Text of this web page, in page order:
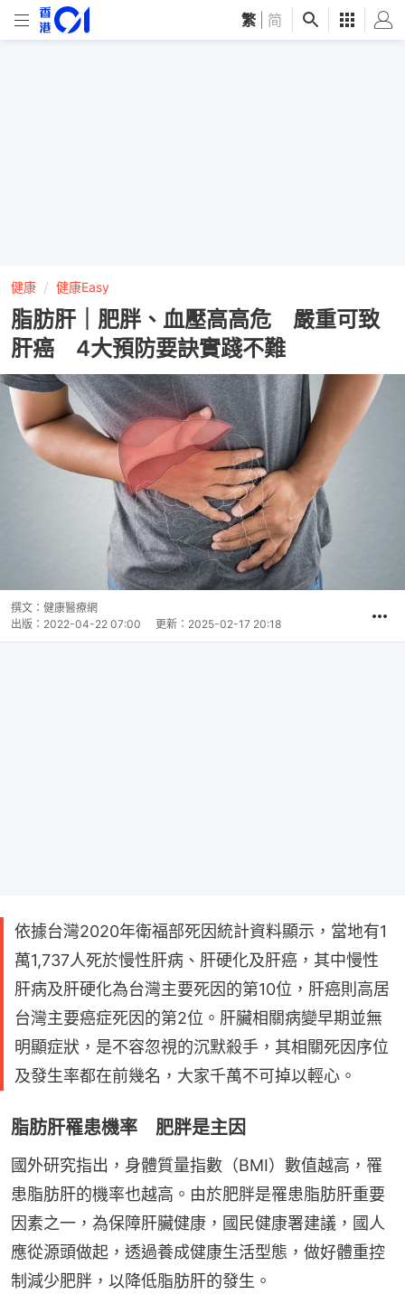
繁 简
健康 健康Easy
脂肪肝｜肥胖、血壓高高危 嚴重可致
肝癌 4大預防要訣實踐不難
撰文： 健康醫療網
出版： 2022-04-22 07:00 更新： 2025-02-17 20:18
依據台灣2020年衛福部死因統計資料顯示，當地有1
萬1,737人死於慢性肝病、肝硬化及肝癌，其中慢性
肝病及肝硬化為台灣主要死因的第10位，肝癌則高居
台灣主要癌症死因的第2位。肝臟相關病變早期並無
明顯症狀，是不容忽視的沉默殺手，其相關死因序位
及發生率都在前幾名，大家千萬不可掉以輕心。
脂肪肝罹患機率 肥胖是主因
國外研究指出，身體質量指數（BMI）數值越高，罹
患脂肪肝的機率也越高。由於肥胖是罹患脂肪肝重要
因素之一，為保障肝臟健康，國民健康署建議，國人
應從源頭做起，透過養成健康生活型態，做好體重控
制減少肥胖，以降低脂肪肝的發生。